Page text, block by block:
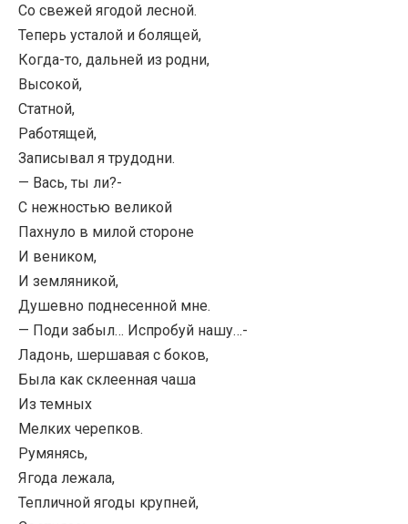
Со свежей ягодой лесной.
Теперь усталой и болящей,
Когда-то, дальней из родни,
Высокой,
Статной,
Работящей,
Записывал я трудодни.
— Вась, ты ли?-
С нежностью великой
Пахнуло в милой стороне
И веником,
И земляникой,
Душевно поднесенной мне.
— Поди забыл… Испробуй нашу…-
Ладонь, шершавая с боков,
Была как склеенная чаша
Из темных
Мелких черепков.
Румянясь,
Ягода лежала,
Тепличной ягоды крупней,